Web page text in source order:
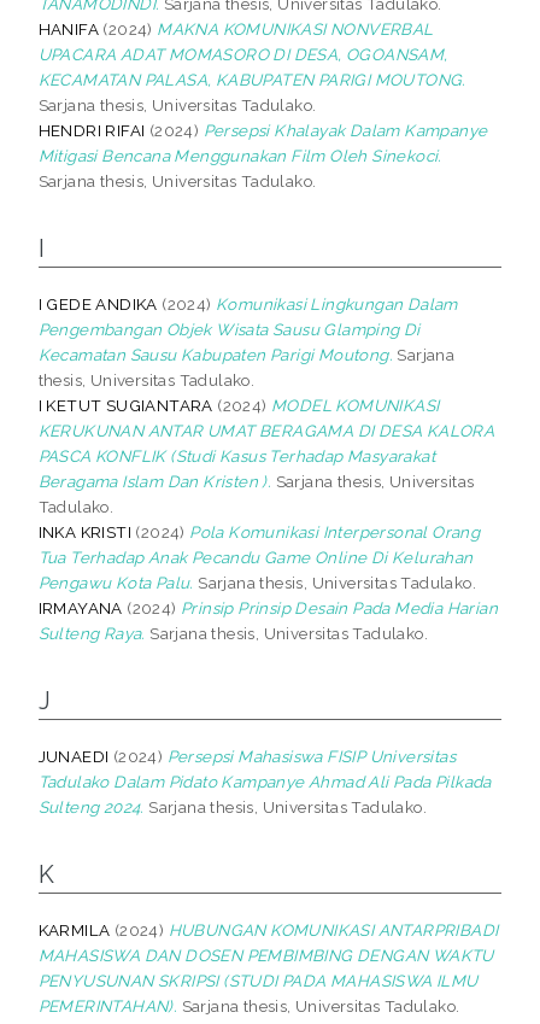
HANIFA (2024) MAKNA KOMUNIKASI NONVERBAL
UPACARA ADAT MOMASORO DI DESA, OGOANSAM,
KECAMATAN PALASA, KABUPATEN PARIGI MOUTONG.
Sarjana thesis, Universitas Tadulako.
HENDRI RIFAI (2024) Persepsi Khalayak Dalam Kampanye
Mitigasi Bencana Menggunakan Film Oleh Sinekoci.
Sarjana thesis, Universitas Tadulako.
I
I GEDE ANDIKA (2024) Komunikasi Lingkungan Dalam
Pengembangan Objek Wisata Sausu Glamping Di
Kecamatan Sausu Kabupaten Parigi Moutong. Sarjana
thesis, Universitas Tadulako.
I KETUT SUGIANTARA (2024) MODEL KOMUNIKASI
KERUKUNAN ANTAR UMAT BERAGAMA DI DESA KALORA
PASCA KONFLIK (Studi Kasus Terhadap Masyarakat
Beragama Islam Dan Kristen ). Sarjana thesis, Universitas
Tadulako.
INKA KRISTI (2024) Pola Komunikasi Interpersonal Orang
Tua Terhadap Anak Pecandu Game Online Di Kelurahan
Pengawu Kota Palu. Sarjana thesis, Universitas Tadulako.
IRMAYANA (2024) Prinsip Prinsip Desain Pada Media Harian
Sulteng Raya. Sarjana thesis, Universitas Tadulako.
J
JUNAEDI (2024) Persepsi Mahasiswa FISIP Universitas
Tadulako Dalam Pidato Kampanye Ahmad Ali Pada Pilkada
Sulteng 2024. Sarjana thesis, Universitas Tadulako.
K
KARMILA (2024) HUBUNGAN KOMUNIKASI ANTARPRIBADI
MAHASISWA DAN DOSEN PEMBIMBING DENGAN WAKTU
PENYUSUNAN SKRIPSI (STUDI PADA MAHASISWA ILMU
PEMERINTAHAN). Sarjana thesis, Universitas Tadulako.